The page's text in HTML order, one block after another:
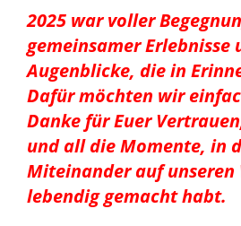
2025 war voller
gemeinsamer Erlebnisse
Augenblicke, die in
Dafür möchten wir
Danke für Euer
und all die Momente, in
Miteinander auf unseren
lebendig gemacht habt.